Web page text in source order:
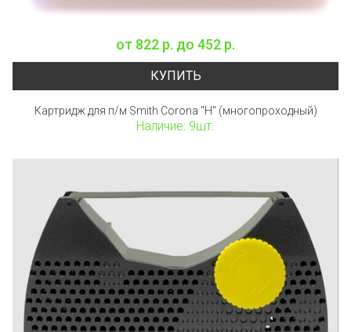
от 822 р. до 452 р.
КУПИТЬ
Картридж для п/м Smith Corona "H" (многопроходный)
Наличие: 9шт.